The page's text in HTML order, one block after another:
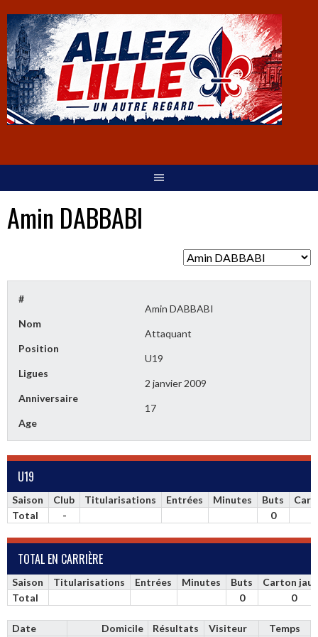
Amin DABBABI
#
Nom
Amin DABBABI
Position
Attaquant
Ligues
U19
Anniversaire
2 janvier 2009
Age
17
U19
Saison Club Titularisations Entrées Minutes Buts
Total
- 0
TOTAL EN CARRIÈRE
Saison Titularisations Entrées Minutes Buts
Carton
Total
0 0
Date Domicile Résultats Visiteur
Temps